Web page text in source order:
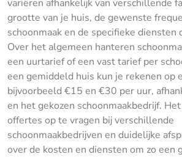
variëren afhankelijk van verschillende
grootte van je huis, de gewenste
schoonmaak en de specifieke diensten
Over het algemeen hanteren
een uurtarief of een vast tarief per
een gemiddeld huis kun je rekenen op
bijvoorbeeld €15 en €30 per uur,
en het gekozen schoonmaakbedrijf.
offertes op te vragen bij verschillende
schoonmaakbedrijven en duidelijke
over de kosten en diensten om zo een